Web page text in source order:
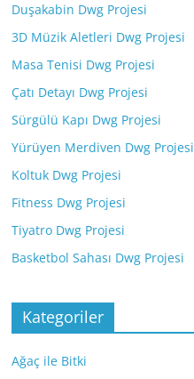
Duşakabin Dwg Projesi
3D Müzik Aletleri Dwg Projesi
Masa Tenisi Dwg Projesi
Çatı Detayı Dwg Projesi
Sürgülü Kapı Dwg Projesi
Yürüyen Merdiven Dwg Projesi
Koltuk Dwg Projesi
Fitness Dwg Projesi
Tiyatro Dwg Projesi
Basketbol Sahası Dwg Projesi
Kategoriler
Ağaç ile Bitki